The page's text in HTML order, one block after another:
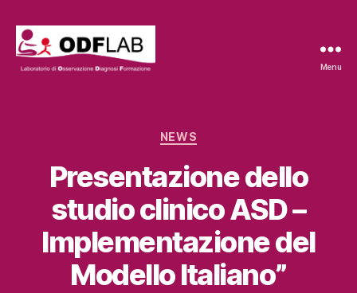
Menu
Categories
NEWS
Presentazione dello
studio clinico ASD –
Implementazione del
Modello Italiano”